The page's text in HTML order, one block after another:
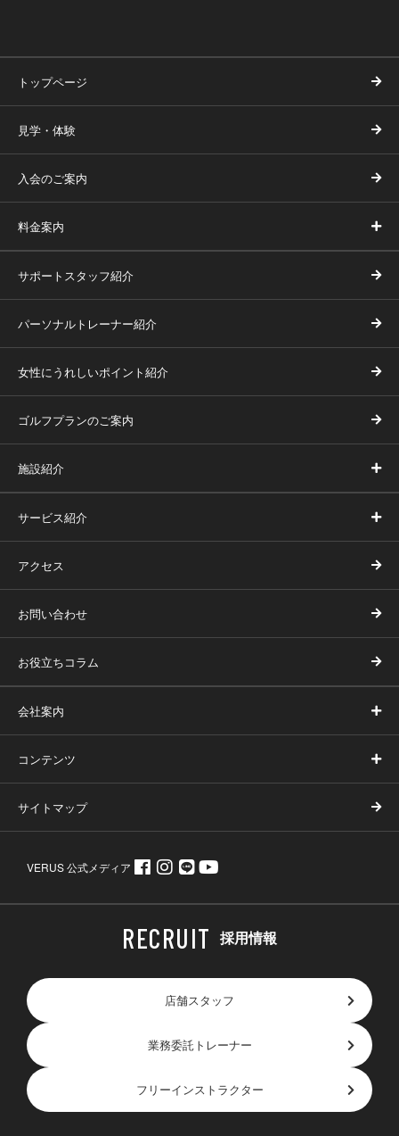
トップページ
見学・体験
入会のご案内
料金案内
サポートスタッフ紹介
パーソナルトレーナー紹介
女性にうれしいポイント紹介
ゴルフプランのご案内
施設紹介
サービス紹介
アクセス
お問い合わせ
お役立ちコラム
会社案内
コンテンツ
サイトマップ
VERUS 公式メディア
採用情報
店舗スタッフ
業務委託トレーナー
フリーインストラクター